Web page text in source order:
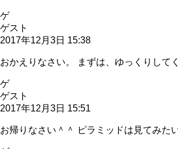
ゲ
ゲスト
2017年12月3日 15:38
おかえりなさい。 まずは、ゆっくりして
ゲ
ゲスト
2017年12月3日 15:51
お帰りなさい＾＾ ピラミッドは見てみた